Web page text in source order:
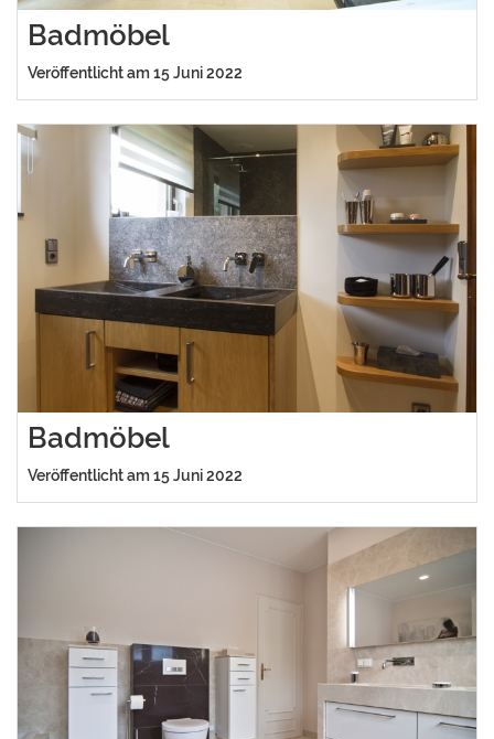
Badmöbel
Veröffentlicht am 15 Juni 2022
Badmöbel
Veröffentlicht am 15 Juni 2022